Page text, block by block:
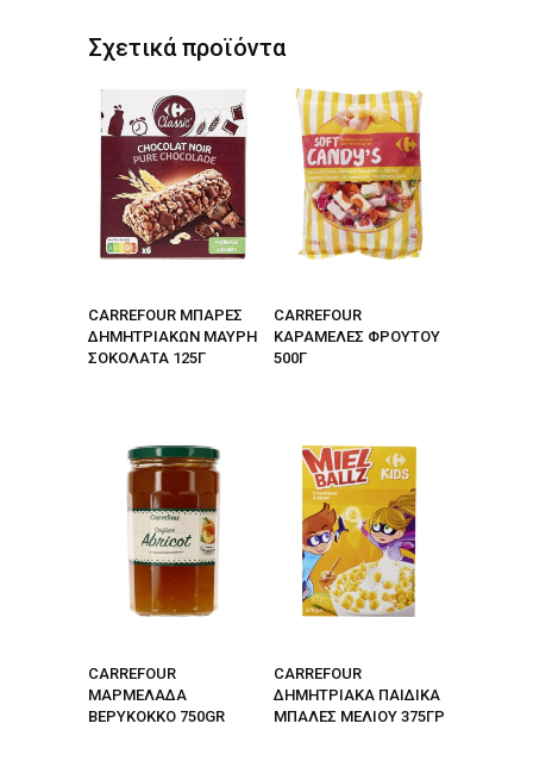
Σχετικά προϊόντα
CARREFOUR ΜΠΑΡΕΣ
ΔΗΜΗΤΡΙΑΚΩΝ ΜΑΥΡΗ
ΣΟΚΟΛΑΤΑ 125Γ
CARREFOUR
ΚΑΡΑΜΕΛΕΣ ΦΡΟΥΤΟΥ
500Γ
CARREFOUR
ΜΑΡΜΕΛΑΔΑ
ΒΕΡΥΚΟΚΚΟ 750GR
CARREFOUR
ΔΗΜΗΤΡΙΑΚΑ ΠΑΙΔΙΚΑ
ΜΠΑΛΕΣ ΜΕΛΙΟΥ 375ΓΡ